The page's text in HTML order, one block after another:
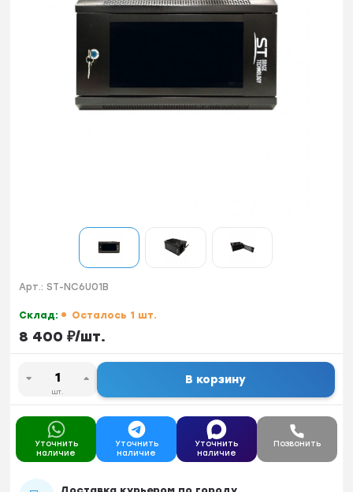
Арт.: ST-NC6U01B
Склад: Осталось 1 шт.
8 400 ₽/шт.
шт.
В корзину
Уточнить
наличие
Уточнить
наличие
Уточнить
наличие
Позвонить